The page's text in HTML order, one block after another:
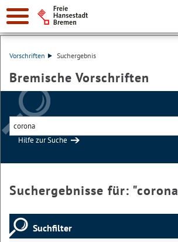
Vorschriften Suchergebnis
Bremische Vorschriften
Hilfe zur Suche
Suchergebnisse für: "corona
Suchfilter